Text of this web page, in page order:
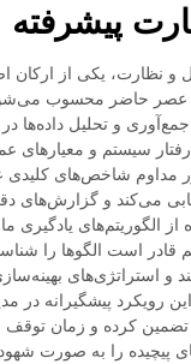
پیشرفته
و نظارت، یکی از
عصر حاضر محسوب
جمع‌آوری و تحلیل داده‌ها
سیستم و معیارهای
مداوم شاخص‌های کلیدی
می‌کند و گزارش‌های
از الگوریتم‌های یادگیری
قادر است الگوها را
و استراتژی‌های
رویکرد پیشگیرانه در
کرده و زمان توقف
پیچیده را به صورت